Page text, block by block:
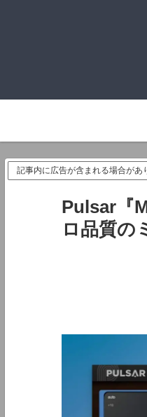
記事内に広告が含まれる場合があ
Pulsar『
ロ品質の